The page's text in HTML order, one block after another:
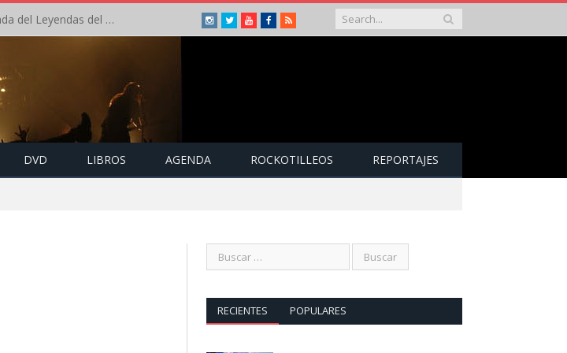
Crónica: Arch Enemy brilla en la segunda jornada del Leyendas del Rock – Jueves – Agosto 2026 Instagram
TwitterYoutubeFacebook
RSS
DVD LIBROS AGENDA ROCKOTILLEOS REPORTAJES
RECIENTES POPULARES